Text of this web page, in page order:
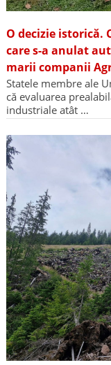
O decizie istorică.
care s-a anulat
marii companii
Statele membre ale
că evaluarea
industriale atât …